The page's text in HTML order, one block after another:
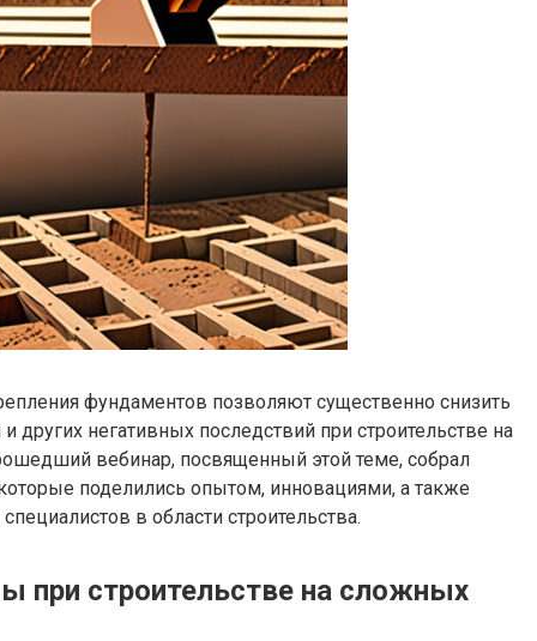
фундаментов позволяют существенно снизить
других негативных последствий при строительстве на
вебинар, посвященный этой теме, собрал
поделились опытом, инновациями, а также
в области строительства.
при строительстве на сложных